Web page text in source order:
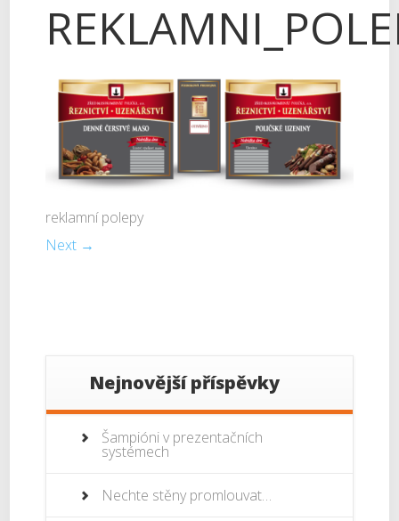
reklamní polepy
Next →
Nejnovější příspěvky
Šampióni v prezentačních
systémech
Nechte stěny promlouvat…